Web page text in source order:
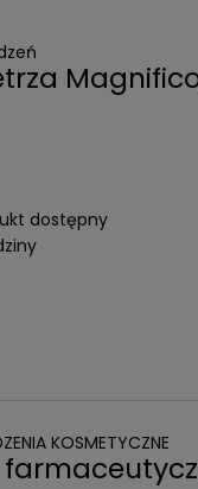
dostępny
KOSMETYCZNE